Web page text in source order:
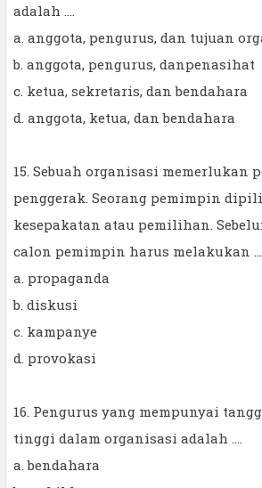
adalah ....
a. anggota, pengurus, dan tujuan
b. anggota, pengurus, danpenasihat
c. ketua, sekretaris, dan bendahara
d. anggota, ketua, dan bendahara
15. Sebuah organisasi memerlukan
penggerak. Seorang pemimpin
kesepakatan atau pemilihan.
calon pemimpin harus melakukan ....
a. propaganda
b. diskusi
c. kampanye
d. provokasi
16. Pengurus yang mempunyai
tinggi dalam organisasi adalah ....
a. bendahara